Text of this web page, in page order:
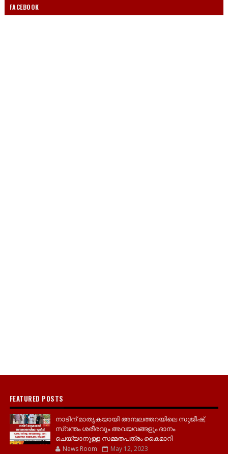
FACEBOOK
FEATURED POSTS
നാടിന് മാതൃകയായി അമ്പലത്തറയിലെ സുജീഷ്,
സ്വന്തം ശരീരവും അവയവങ്ങളും ദാനം
ചെയ്യാനുള്ള സമ്മതപത്രം കൈമാറി
News Room May 12, 2023